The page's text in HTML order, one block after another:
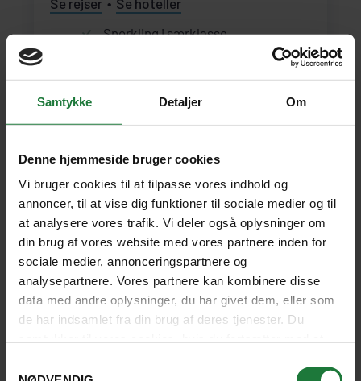
Samtykke Detaljer Om
Denne hjemmeside bruger cookies
Vi bruger cookies til at tilpasse vores indhold og
annoncer, til at vise dig funktioner til sociale medier og til
at analysere vores trafik. Vi deler også oplysninger om
din brug af vores website med vores partnere inden for
sociale medier, annonceringspartnere og
analysepartnere. Vores partnere kan kombinere disse
data med andre oplysninger, du har givet dem, eller som
de har indsamlet fra din brug af deres tjenester. Du
Snorkling i særklasse